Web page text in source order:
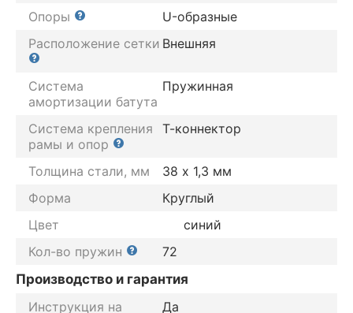
Опоры
U-образные
Расположение сетки Внешняя
Система
амортизации батута
Пружинная
Система крепления
рамы и опор
Т-коннектор
Толщина стали, мм
38 х 1,3 мм
Форма
Круглый
Цвет
синий
Кол-во пружин
72
Производство и гарантия
Инструкция на
Да